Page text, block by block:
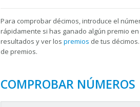
Para comprobar décimos, introduce el
rápidamente si has ganado algún premio en
resultados y ver los premios de tus
de premios.
COMPROBAR NÚMEROS